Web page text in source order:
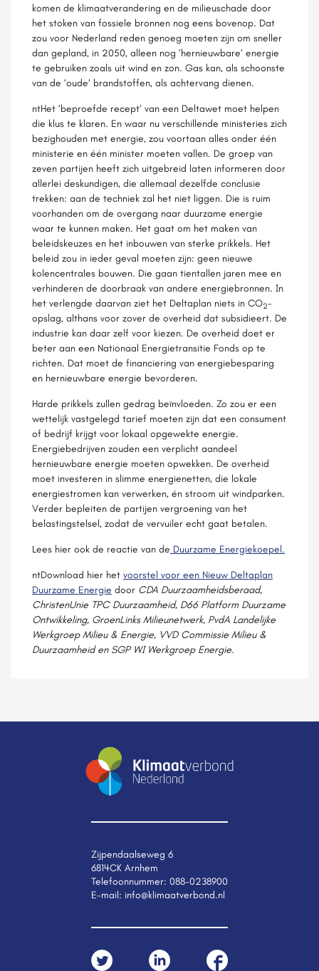
komen de klimaatverandering en de milieuschade door
het stoken van fossiele bronnen nog eens bovenop. Dat
zou voor Nederland reden genoeg moeten zijn om sneller
dan gepland, in 2050, alleen nog ’hernieuwbare’ energie
te gebruiken zoals uit wind en zon. Gas kan, als schoonste
van de ’oude’ brandstoffen, als achtervang dienen.
ntHet ’beproefde recept’ van een Deltawet moet helpen
die klus te klaren. En waar nu verschillende ministeries zich
bezighouden met energie, zou voortaan alles onder één
ministerie en één minister moeten vallen. De groep van
zeven partijen heeft zich uitgebreid laten informeren door
allerlei deskundigen, die allemaal dezelfde conclusie
trekken: aan de techniek zal het niet liggen. Die is ruim
voorhanden om de overgang naar duurzame energie
waar te kunnen maken. Het gaat om het maken van
beleidskeuzes en het inbouwen van sterke prikkels. Het
beleid zou in ieder geval moeten zijn: geen nieuwe
kolencentrales bouwen. Die gaan tientallen jaren mee en
verhinderen de doorbraak van andere energiebronnen. In
het verlengde daarvan ziet het Deltaplan niets in CO2-
opslag, althans voor zover de overheid dat subsidieert. De
industrie kan daar zelf voor kiezen. De overheid doet er
beter aan een Nationaal Energietransitie Fonds op te
richten. Dat moet de financiering van energiebesparing
en hernieuwbare energie bevorderen.
Harde prikkels zullen gedrag beïnvloeden. Zo zou er een
wettelijk vastgelegd tarief moeten zijn dat een consument
of bedrijf krijgt voor lokaal opgewekte energie.
Energiebedrijven zouden een verplicht aandeel
hernieuwbare energie moeten opwekken. De overheid
moet investeren in slimme energienetten, die lokale
energiestromen kan verwerken, én stroom uit windparken.
Verder bepleiten de partijen vergroening van het
belastingstelsel, zodat de vervuiler echt gaat betalen.
Lees hier ook de reactie van de Duurzame Energiekoepel.
ntDownload hier het voorstel voor een Nieuw Deltaplan
Duurzame Energie door CDA Duurzaamheidsberaad,
ChristenUnie TPC Duurzaamheid, D66 Platform Duurzame
Ontwikkeling, GroenLinks Milieunetwerk, PvdA Landelijke
Werkgroep Milieu & Energie, VVD Commissie Milieu &
Duurzaamheid en SGP WI Werkgroep Energie.
Zijpendaalseweg 6
6814CK Arnhem
Telefoonnummer: 088-0238900
E-mail: info@klimaatverbond.nl